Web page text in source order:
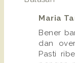
Maria
Bener
dan
Pasti